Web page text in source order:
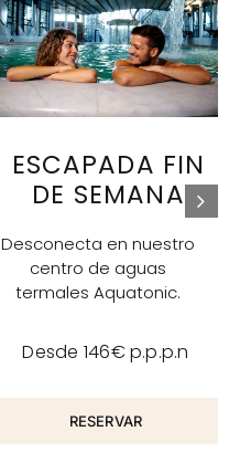
ESCAPADA FIN
DE SEMANA
Desconecta en nuestro
centro de aguas
termales Aquatonic.
Desde 146€ p.p.p.n
RESERVAR